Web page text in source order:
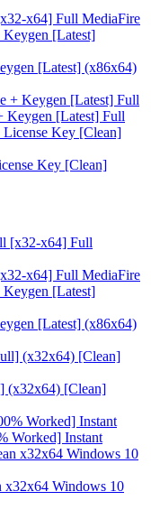
x64] Full MediaFire
[Latest] (x86x64)
Keygen [Latest] Full
Key [Clean]
x64] Full MediaFire
[Latest] (x86x64)
(x32x64) [Clean]
Worked] Instant
x32x64 Windows 10